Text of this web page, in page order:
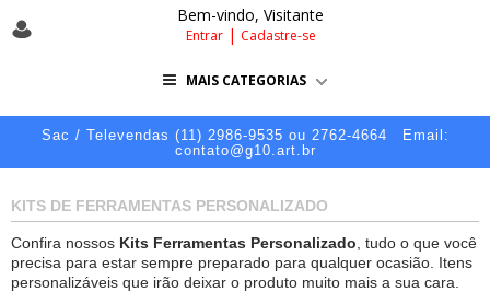
Bem-vindo, Visitante
Entrar| Cadastre-se
MAIS CATEGORIAS
Sac / Televendas (11) 2986-9535 ou 2762-4664
Email:
contato@g10.art.br
KITS DE FERRAMENTAS PERSONALIZADO
Confira nossos Kits Ferramentas Personalizado , tudo o que você
precisa para estar sempre preparado para qualquer ocasião. Itens
personalizáveis que irão deixar o produto muito mais a sua cara.